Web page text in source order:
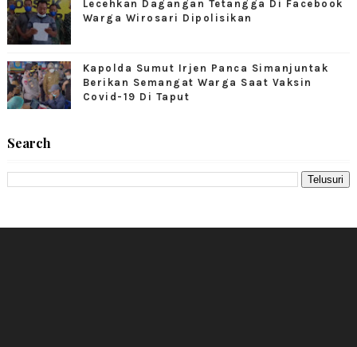
Lecehkan Dagangan Tetangga Di Facebook
Warga Wirosari Dipolisikan
Kapolda Sumut Irjen Panca Simanjuntak
Berikan Semangat Warga Saat Vaksin
Covid-19 Di Taput
Search